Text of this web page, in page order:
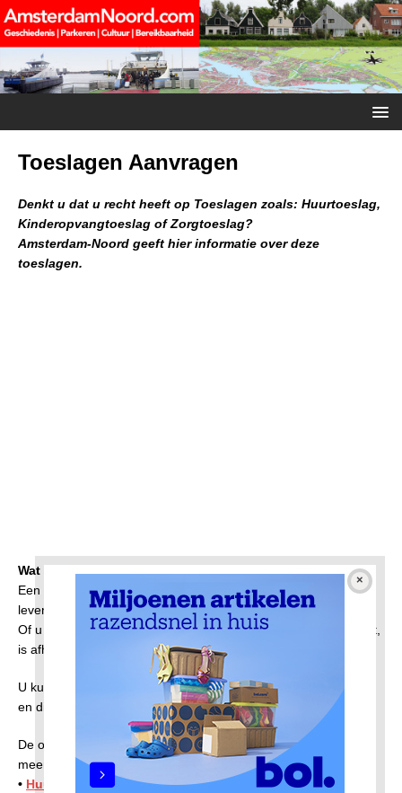
Toeslagen Aanvragen
Denkt u dat u recht heeft op Toeslagen zoals: Huurtoeslag,
Kinderopvangtoeslag of Zorgtoeslag?
Amsterdam-Noord geeft hier informatie over deze
toeslagen.
Wat is een toeslag?
Een toeslag is een bijdrage van de overheid om in
levensonderhoud te kunnen voorzien.
Of u recht heeft een toeslag en hoeveel toeslag u dan ontvangt,
is afhankelijk van uw persoonlijke situatie.
U kunt eenvoudig vaststellen op hoeveel toeslag u recht heeft
en direct de aanvraag regelen.
De overheid verstrekt verschillende soorten toeslagen. Voor
meer uitleg kunt u de volgende keuzes maken:
• Huurtoeslag